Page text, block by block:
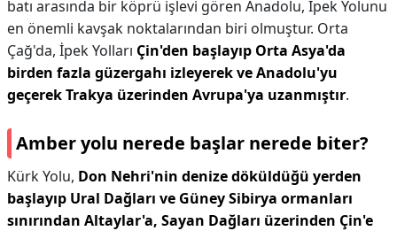
batı arasında bir köprü işlevi gören Anadolu, İpek Yolunu
en önemli kavşak noktalarından biri olmuştur. Orta
Çağ'da, İpek Yolları Çin'den başlayıp Orta Asya'da
birden fazla güzergahı izleyerek ve Anadolu'yu
geçerek Trakya üzerinden Avrupa'ya uzanmıştır.
Amber yolu nerede başlar nerede biter?
Kürk Yolu, Don Nehri'nin denize döküldüğü yerden
başlayıp Ural Dağları ve Güney Sibirya ormanları
sınırından Altaylar'a, Sayan Dağları üzerinden Çin'e